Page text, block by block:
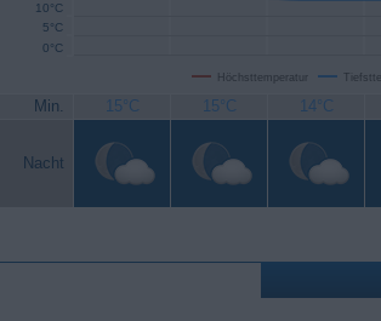
Höchsttemperatur
0°C
5°C
10°C
Min. 15°C 15°C 14°C
Nacht